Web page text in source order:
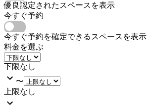
優良認定されたスペースを表示
今すぐ予約
今すぐ予約を確定できるスペースを表示
料金を選ぶ
下限なし
〜
上限なし